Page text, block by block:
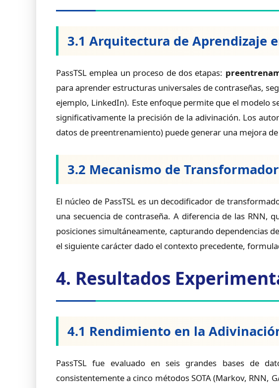
3.1 Arquitectura de Aprendizaje
PassTSL emplea un proceso de dos etapas:
para aprender estructuras universales de contraseñas,
ejemplo, LinkedIn). Este enfoque permite que el modelo
significativamente la precisión de la adivinación. Los
datos de preentrenamiento) puede generar una mejora
3.2 Mecanismo de
El núcleo de PassTSL es un decodificador de
una secuencia de contraseña. A diferencia de las RNN,
posiciones simultáneamente, capturando dependencias
el siguiente carácter dado el contexto precedente,
4. Resultados
4.1 Rendimiento en la
PassTSL fue evaluado en seis grandes bases de
consistentemente a cinco métodos SOTA (Markov, RNN,